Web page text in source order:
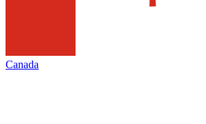
Canada